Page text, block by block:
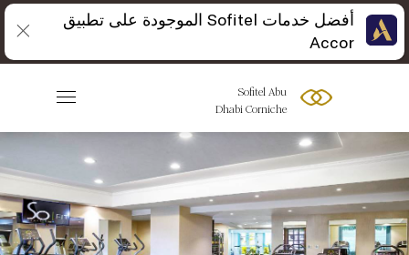
Sofitel Abu
Dhabi Corniche
أفضل خدمات Sofitel الموجودة على تطبيق
Accor